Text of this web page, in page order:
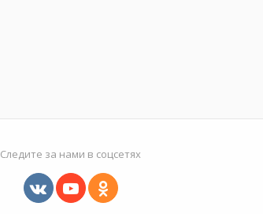
Следите за нами в соцсетях